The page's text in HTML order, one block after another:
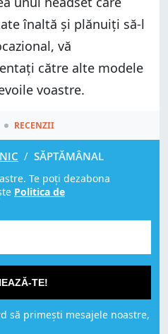
înaltă și plănuiți să-l
vă
către alte modele
voastre.
RECENZII
/ SĂPTĂMÂNAL
Te poți dezabona
Politica de
TE!
să primești mesajele noastre,